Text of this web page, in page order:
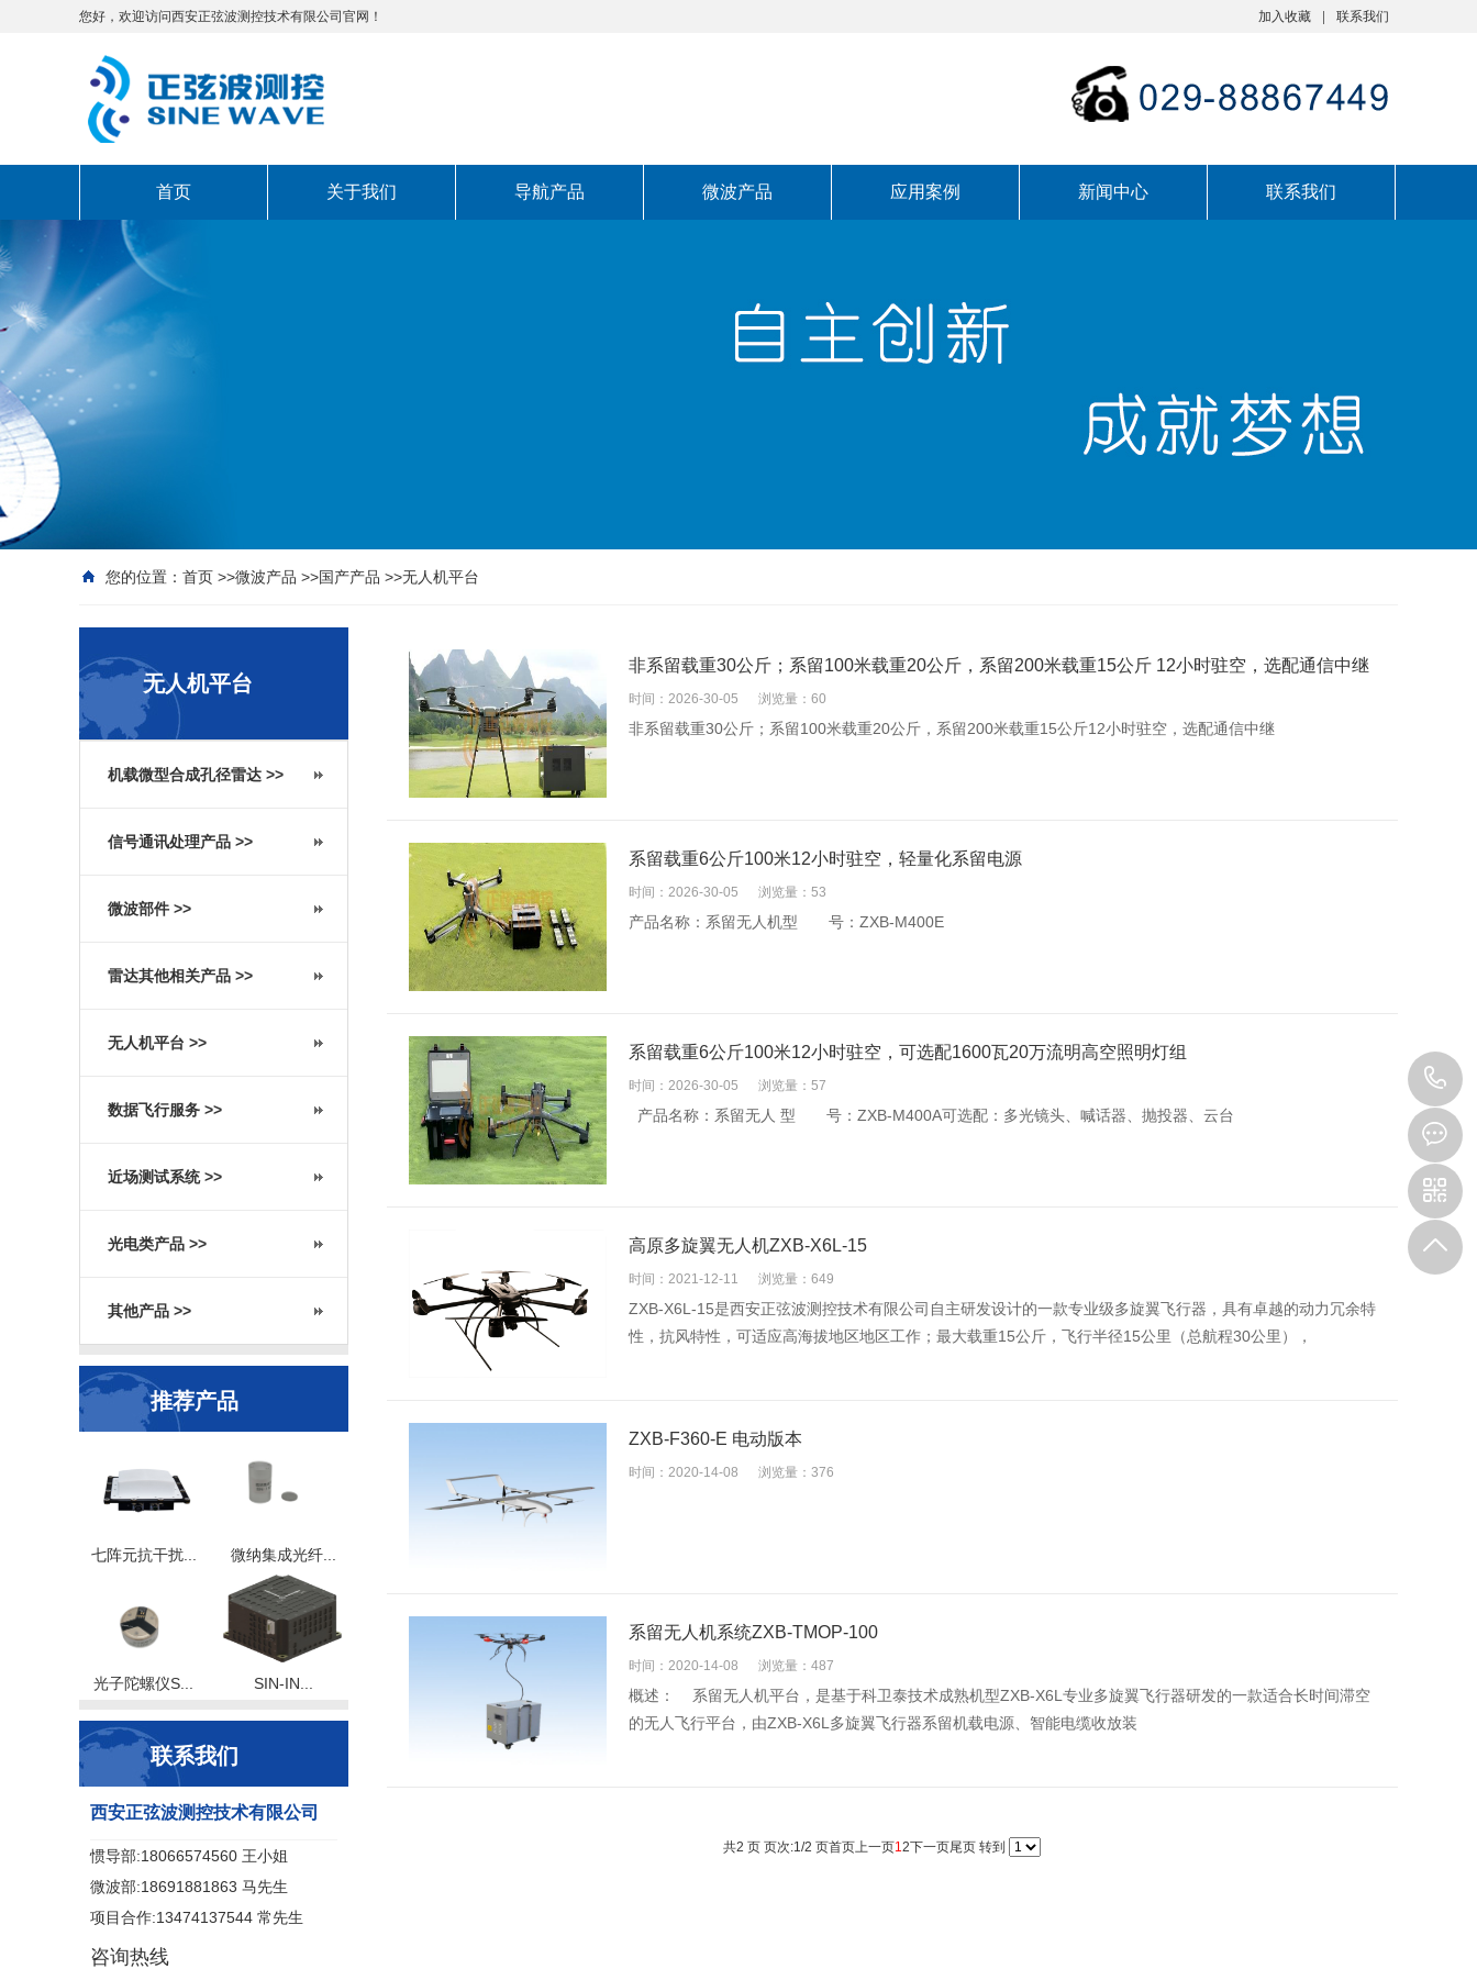
您好，欢迎访问西安正弦波测控技术有限公司官网！ 加入收藏 联系我们
首页 关于我们 导航产品 微波产品 应用案例 新闻中心 联系我们
您的位置：首页 >>微波产品 >>国产产品 >>无人机平台
无人机平台
机载微型合成孔径雷达 >>
信号通讯处理产品 >>
微波部件 >>
雷达其他相关产品 >>
无人机平台 >>
数据飞行服务 >>
近场测试系统 >>
光电类产品 >>
其他产品 >>
推荐产品
七阵元抗干扰... 微纳集成光纤...
光子陀螺仪S... SIN-IN...
联系我们
西安正弦波测控技术有限公司
惯导部:18066574560 王小姐
微波部:18691881863 马先生
项目合作:13474137544 常先生
咨询热线
非系留载重30公斤；系留100米载重20公斤，系留200米载重15公斤 12小时驻空，选配通信中继
时间：2026-30-05 浏览量：60
非系留载重30公斤；系留100米载重20公斤，系留200米载重15公斤12小时驻空，选配通信中继
系留载重6公斤100米12小时驻空，轻量化系留电源
时间：2026-30-05 浏览量：53
产品名称：系留无人机型 号：ZXB-M400E
系留载重6公斤100米12小时驻空，可选配1600瓦20万流明高空照明灯组
时间：2026-30-05 浏览量：57
产品名称：系留无人 型 号：ZXB-M400A可选配：多光镜头、喊话器、抛投器、云台
高原多旋翼无人机ZXB-X6L-15
时间：2021-12-11 浏览量：649
ZXB-X6L-15是西安正弦波测控技术有限公司自主研发设计的一款专业级多旋翼飞行器，具有卓越的动力冗余特
性，抗风特性，可适应高海拔地区地区工作；最大载重15公斤，飞行半径15公里（总航程30公里），
ZXB-F360-E 电动版本
时间：2020-14-08 浏览量：376
系留无人机系统ZXB-TMOP-100
时间：2020-14-08 浏览量：487
概述： 系留无人机平台，是基于科卫泰技术成熟机型ZXB-X6L专业多旋翼飞行器研发的一款适合长时间滞空
的无人飞行平台，由ZXB-X6L多旋翼飞行器系留机载电源、智能电缆收放装
共2 页 页次:1/2 页首页上一页12下一页尾页转到